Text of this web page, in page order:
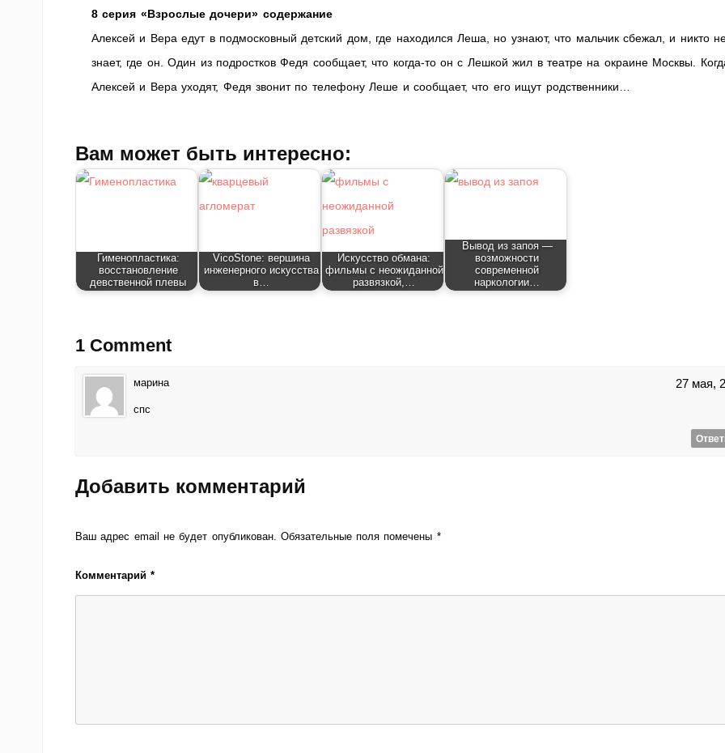
8 серия «Взрослые дочери» содержание
Алексей и Вера едут в подмосковный детский дом, где находился Леша, но узнают, что мальчик сбежал, и никто
знает, где он. Один из подростков Федя сообщает, что когда-то он с Лешкой жил в театре на окраине Москвы.
Алексей и Вера уходят, Федя звонит по телефону Леше и сообщает, что его ищут родственники…
Вам может быть интересно:
Гименопластика:
восстановление
девственной плевы
VicoStone: вершина
инженерного искусства
в…
Искусство обмана:
фильмы с неожиданной
развязкой,…
Вывод из запоя —
возможности
современной
наркологии…
1 Comment
марина 27 мая,
спс
Добавить комментарий
Ваш адрес email не будет опубликован. Обязательные поля помечены *
Комментарий*